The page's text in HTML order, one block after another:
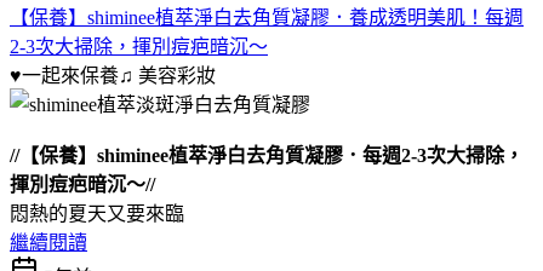
【保養】shiminee植萃淨白去角質凝膠．養成透明美肌！每週
2-3次大掃除，揮別痘疤暗沉～
♥一起來保養♫ 美容彩妝
//【保養】shiminee植萃淨白去角質凝膠．每週2-3次大掃除，
揮別痘疤暗沉～//
悶熱的夏天又要來臨
繼續閱讀